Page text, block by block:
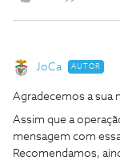
JoCa AUTOR
Agradecemos a sua
Assim que a
mensagem com
Recomendamos,